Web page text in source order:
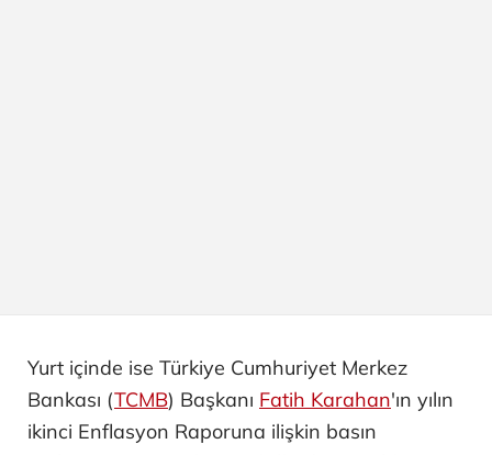
Yurt içinde ise Türkiye Cumhuriyet Merkez
Bankası (TCMB) Başkanı Fatih Karahan'ın yılın
ikinci Enflasyon Raporuna ilişkin basın